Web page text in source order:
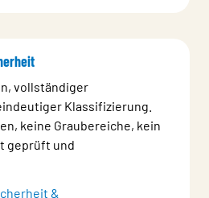
vollständiger
Klassifizierung.
keine Graubereiche, kein
geprüft und
&